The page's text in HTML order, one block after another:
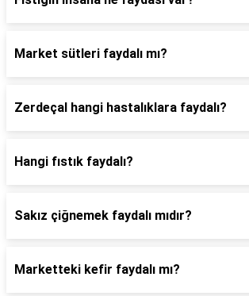
Market sütleri faydalı mı?
Zerdeçal hangi hastalıklara faydalı?
Hangi fıstık faydalı?
Sakız çiğnemek faydalı mıdır?
Marketteki kefir faydalı mı?